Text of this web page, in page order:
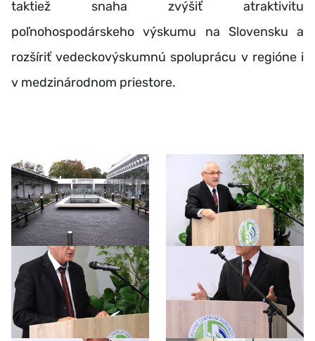
taktiež snaha zvýšiť atraktivitu
poľnohospodárskeho výskumu na Slovensku a
rozšíriť vedeckovýskumnú spoluprácu v regióne i
v medzinárodnom priestore.